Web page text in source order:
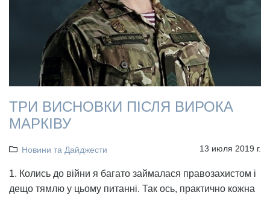
ТРИ ВИСНОВКИ ПІСЛЯ ВИРОКА
МАРКІВУ
Новини та Дайджести 13 июля 2019 г.
1. Колись до війни я багато займалася правозахистом і
дещо тямлю у цьому питанні. Так ось, практично кожна